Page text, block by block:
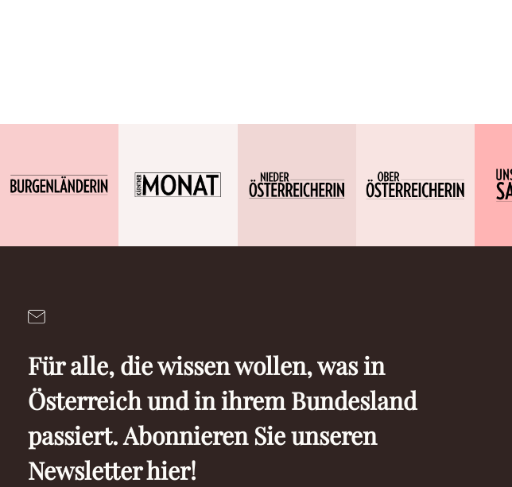
Für alle, die wissen wollen, was in
Österreich und in ihrem Bundesland
passiert. Abonnieren Sie unseren
Newsletter hier!